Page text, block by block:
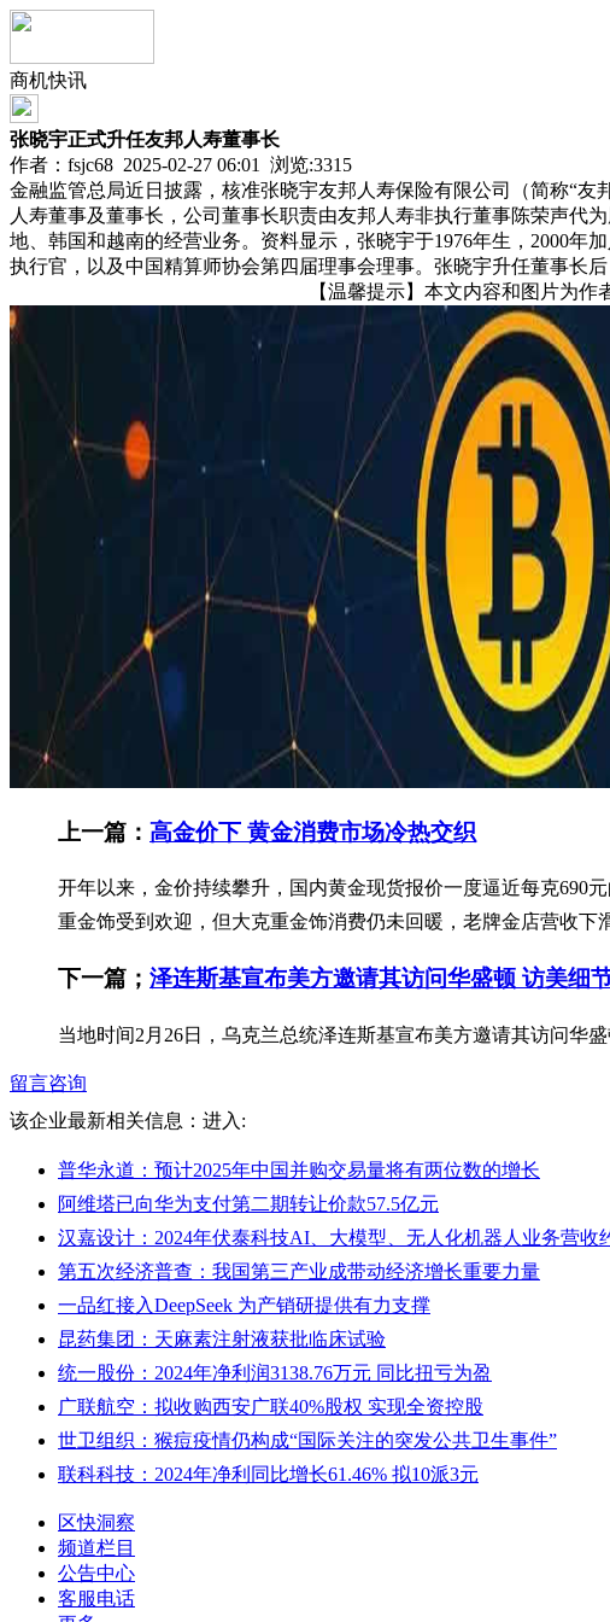
商机快讯
张晓宇正式升任友邦人寿董事长
作者：fsjc68 2025-02-27 06:01 浏览:3315
金融监管总局近日披露，核准张晓宇友邦人寿保险有限公司（简称“友
人寿董事及董事长，公司董事长职责由友邦人寿非执行董事陈荣声代
地、韩国和越南的经营业务。资料显示，张晓宇于1976年生，2000
执行官，以及中国精算师协会第四届理事会理事。张晓宇升任董事长
【温馨提示】本文内容和图片为
上一篇： 高金价下 黄金消费市场冷热交织
开年以来，金价持续攀升，国内黄金现货报价一度逼近每克690
重金饰受到欢迎，但大克重金饰消费仍未回暖，老牌金店营收下
下一篇； 泽连斯基宣布美方邀请其访问华盛顿 访美细
当地时间2月26日，乌克兰总统泽连斯基宣布美方邀请其访问华
留言咨询
该企业最新相关信息： 进入:
普华永道：预计2025年中国并购交易量将有两位数的增长
阿维塔已向华为支付第二期转让价款57.5亿元
汉嘉设计：2024年伏泰科技AI、大模型、无人化机器人业务营收
第五次经济普查：我国第三产业成带动经济增长重要力量
一品红接入DeepSeek 为产销研提供有力支撑
昆药集团：天麻素注射液获批临床试验
统一股份：2024年净利润3138.76万元 同比扭亏为盈
广联航空：拟收购西安广联40%股权 实现全资控股
世卫组织：猴痘疫情仍构成“国际关注的突发公共卫生事件”
联科科技：2024年净利同比增长61.46% 拟10派3元
区快洞察
频道栏目
公告中心
客服电话